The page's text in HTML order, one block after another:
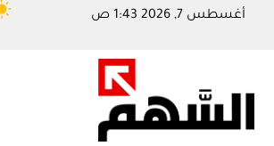
أغسطس 7, 2026 1:43 ص